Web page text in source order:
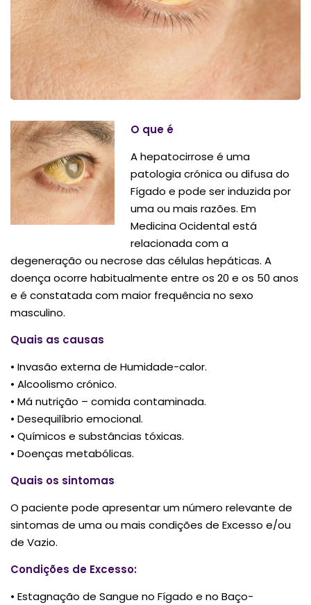
O que é
A hepatocirrose é uma
patologia crónica ou difusa do
Fígado e pode ser induzida por
uma ou mais razões. Em
Medicina Ocidental está
relacionada com a
degeneração ou necrose das células hepáticas. A
doença ocorre habitualmente entre os 20 e os 50 anos
e é constatada com maior frequência no sexo
masculino.
Quais as causas
• Invasão externa de Humidade-calor.
• Alcoolismo crónico.
• Má nutrição – comida contaminada.
• Desequilíbrio emocional.
• Químicos e substâncias tóxicas.
• Doenças metabólicas.
Quais os sintomas
O paciente pode apresentar um número relevante de
sintomas de uma ou mais condições de Excesso e/ou
de Vazio.
Condições de Excesso:
• Estagnação de Sangue no Fígado e no Baço-